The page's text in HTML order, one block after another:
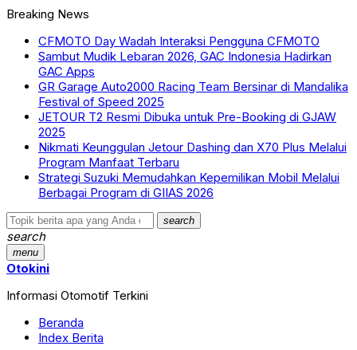
Breaking News
CFMOTO Day Wadah Interaksi Pengguna CFMOTO
Sambut Mudik Lebaran 2026, GAC Indonesia Hadirkan
GAC Apps
GR Garage Auto2000 Racing Team Bersinar di Mandalika
Festival of Speed 2025
JETOUR T2 Resmi Dibuka untuk Pre-Booking di GJAW
2025
Nikmati Keunggulan Jetour Dashing dan X70 Plus Melalui
Program Manfaat Terbaru
Strategi Suzuki Memudahkan Kepemilikan Mobil Melalui
Berbagai Program di GIIAS 2026
search
search
menu
Otokini
Informasi Otomotif Terkini
Beranda
Index Berita